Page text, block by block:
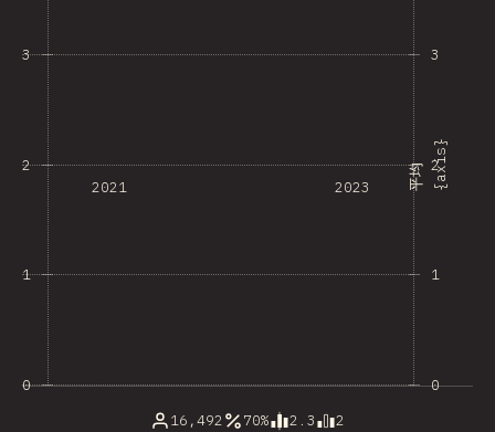
0
1
2
3
2021 2023
0
1
2
3
平
均
{
a
x
i
s }
16,492 70% 2.3
2